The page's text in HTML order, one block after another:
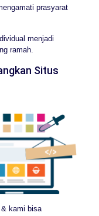
prasyarat
menjadi
ramah.
Situs
& kami bisa